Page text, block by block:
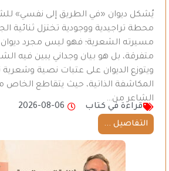
يُشكل ديوان «في الطريق إلى نفسي»
محطة تراجيدية ووجودية تختزل ثنائية
مسيرته الشعرية؛ فهو ليس مجرد
متفرقة، بل هو بيان وجداني يبين فيه
ويتوزع الديوان على عتبات نصية
المكاشفة الذاتية، حيث يتقاطع الخاص
الشاعر من…
قراءة في كتاب
2026-08-06
التفاصيل ...